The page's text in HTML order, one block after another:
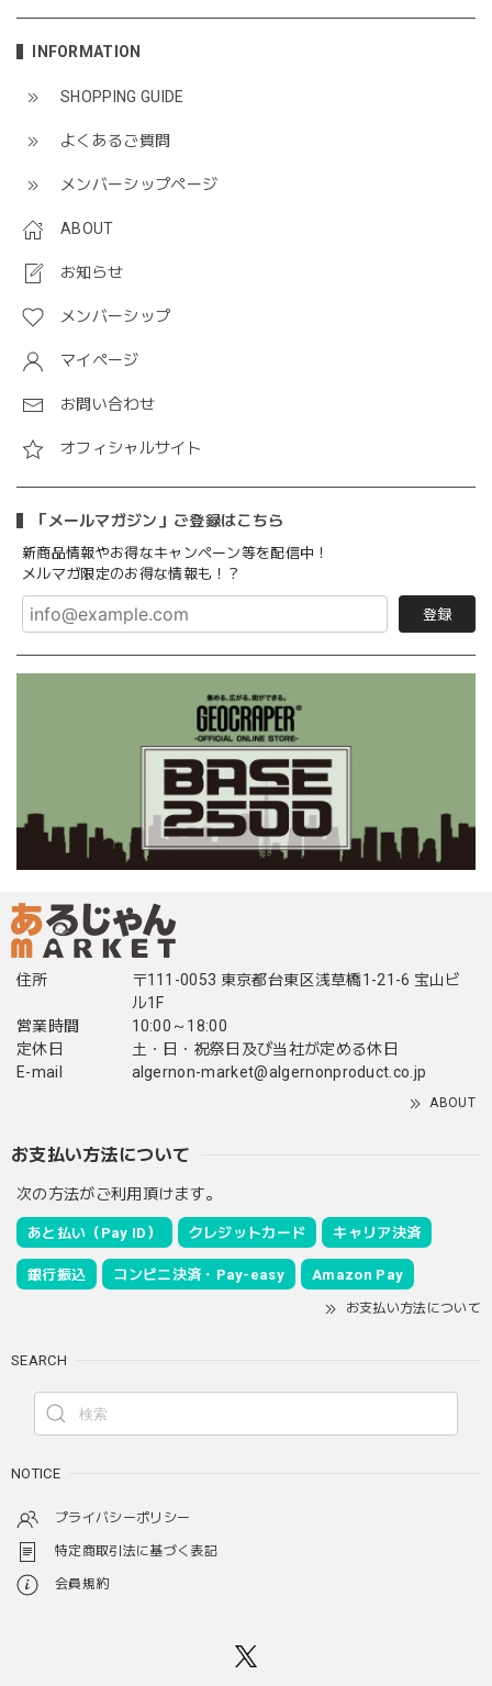
INFORMATION
SHOPPING GUIDE
よくあるご質問
メンバーシップページ
ABOUT
お知らせ
メンバーシップ
マイページ
お問い合わせ
オフィシャルサイト
「メールマガジン」ご登録はこちら
新商品情報やお得なキャンペーン等を配信中！
メルマガ限定のお得な情報も！？
登録
住所
〒111-0053 東京都台東区浅草橋1-21-6 宝山ビ
ル1F
営業時間
10:00～18:00
定休日
土・日・祝祭日及び当社が定める休日
E-mail
algernon-market@algernonproduct.co.jp
ABOUT
お支払い方法について
次の方法がご利用頂けます。
あと払い（Pay ID） クレジットカード キャリア決済
銀行振込 コンビニ決済・Pay-easy Amazon Pay
お支払い方法について
SEARCH
NOTICE
プライバシーポリシー
特定商取引法に基づく表記
会員規約